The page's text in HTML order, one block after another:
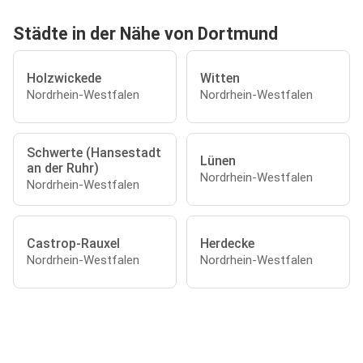
Städte in der Nähe von Dortmund
Holzwickede
Nordrhein-Westfalen
Witten
Nordrhein-Westfalen
Schwerte (Hansestadt
an der Ruhr)
Nordrhein-Westfalen
Lünen
Nordrhein-Westfalen
Castrop-Rauxel
Nordrhein-Westfalen
Herdecke
Nordrhein-Westfalen